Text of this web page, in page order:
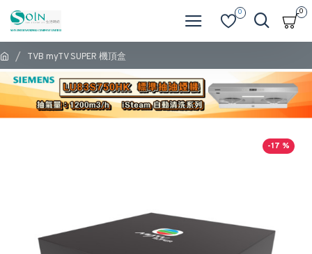
0 0
TVB myTV SUPER 機頂盒
-17 %